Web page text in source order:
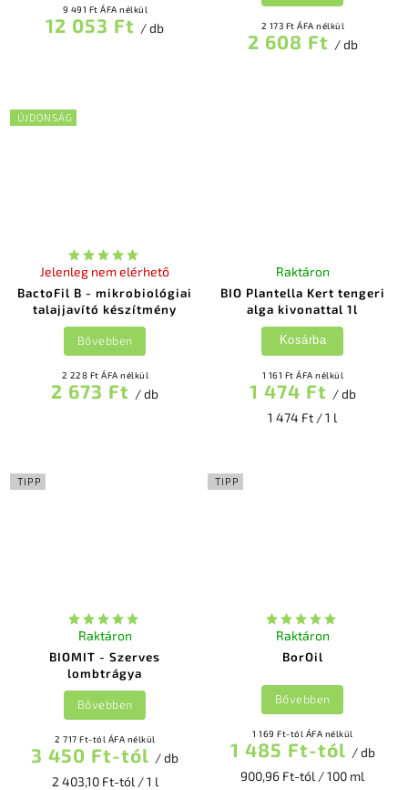
9 491 Ft ÁFA nélkül
12 053 Ft / db 2 173 Ft ÁFA nélkül
2 608 Ft / db
ÚJDONSÁG
BactoFil B - mikrobiológiai
talajjavító készítmény
Jelenleg nem elérhető
2 228 Ft ÁFA nélkül
2 673 Ft / db
Bővebben
BIO Plantella Kert tengeri
alga kivonattal 1l
Raktáron
1 161 Ft ÁFA nélkül
1 474 Ft / db
1 474 Ft / 1 l
Kosárba
TIPP
BIOMIT - Szerves
lombtrágya
Raktáron
2 717 Ft-tól ÁFA nélkül
3 450 Ft-tól / db
2 403,10 Ft-tól / 1 l
Bővebben
TIPP
BorOil
Raktáron
1 169 Ft-tól ÁFA nélkül
1 485 Ft-tól / db
900,96 Ft-tól / 100 ml
Bővebben